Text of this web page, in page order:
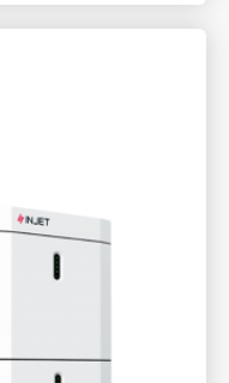
းပွားရေးအရ စွမ်းဆောင်
စွမ်းအင်သိုလှောင်မှုစနစ်တစ်
ခြင်းနှင့် ချိုင့်ဝှမ်းဖြည့်
နှင့် charging
dynamic expansion